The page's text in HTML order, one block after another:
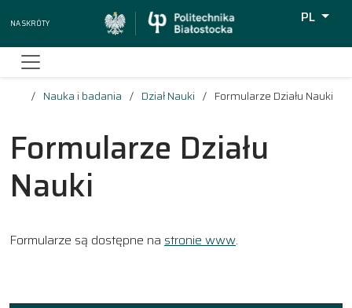
Na skróty
PL
Nauka i badania Dział Nauki Formularze Działu Nauki
Formularze Działu
Nauki
Formularze są dostępne na stronie www.